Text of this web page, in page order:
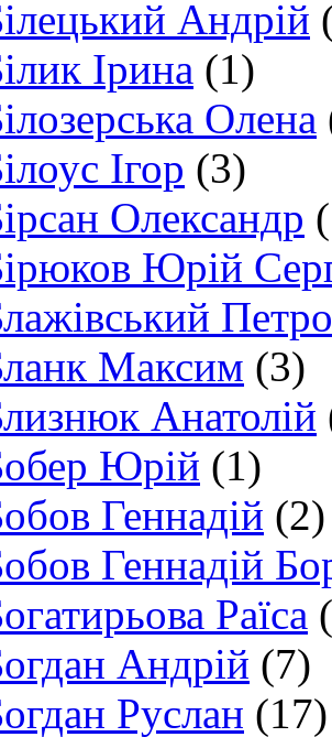
Андрій
Ірина (1)
Олена
Ігор (3)
Олександр
Юрій
Петро
Максим (3)
Анатолій
Юрій (1)
Геннадій (2)
Геннадій
Раїса
Андрій (7)
Руслан (17)